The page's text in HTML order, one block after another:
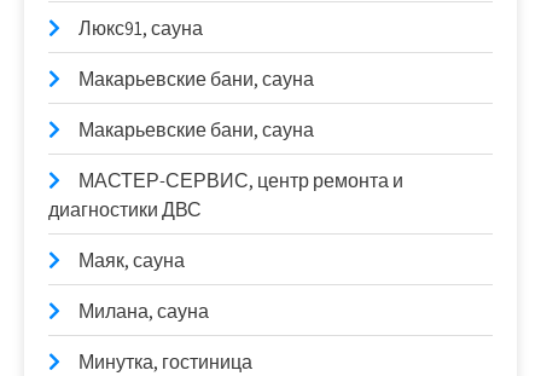
Люкс91, сауна
Макарьевские бани, сауна
Макарьевские бани, сауна
МАСТЕР-СЕРВИС, центр ремонта и
диагностики ДВС
Маяк, сауна
Милана, сауна
Минутка, гостиница